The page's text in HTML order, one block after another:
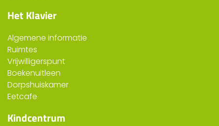
Het Klavier
Algemene informatie
Ruimtes
Vrijwilligerspunt
Boekenuitleen
Dorpshuiskamer
Eetcafe
Kindcentrum